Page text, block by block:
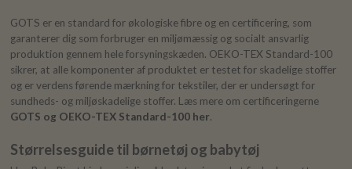
GOTS er en standard for økologiske fibre og en certificering, som
garanterer dig som forbruger en miljømæssig og socialt ansvarlig
produktion gennem hele forsyningskæden. OEKO-TEX Standard-100
sikrer, at alle komponenter af produktet er testet for skadelige stoffer
og er verdens førende mærkning for tekstiler, der er undersøgt for
sundheds- og miljøskadelige stoffer. Læs mere om certificeringerne
GOTS og OEKO-TEX Standard-100 her.
Størrelsesguide til børnetøj og babytøj